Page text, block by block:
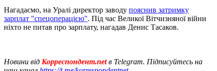
Нагадаємо, на Уралі директор заводу пояснив затримку
зарплат "спецоперацією". Під час Великої Вітчизняної війни
ніхто не питав про зарплату, нагадав Денис Тасаков.
Новини від Корреспондент.netв Telegram. Підписуйтесь на